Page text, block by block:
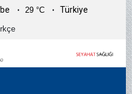
29 °C Türkiye